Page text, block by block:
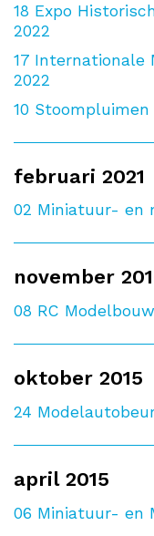
18 Expo
2022
17 Internationale
2022
10
februari 2021
02 Miniatuur- en
november
08 RC
oktober 2015
24
april 2015
06 Miniatuur- en